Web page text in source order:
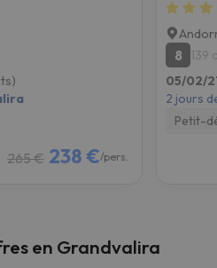
265 € 238 €/pers.
8
139
05/02/
2 jours
Petit-
en Grandvalira